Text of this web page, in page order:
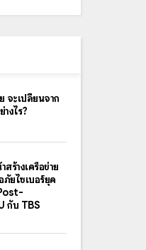
จะเปลี่ยนจาก
งไร?
ร้างเครือข่าย
ยไซเบอร์ยุค
กับ TBS